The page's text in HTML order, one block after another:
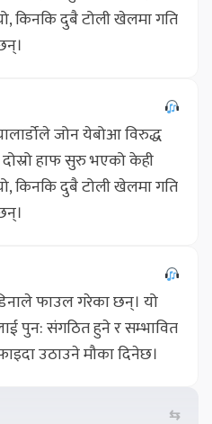
किनकि दुबै टोली खेलमा गति
जोन येबोआ विरुद्ध
हाफ सुरु भएको केही
किनकि दुबै टोली खेलमा गति
फाउल गरेका छन्। यो
पुन: संगठित हुने र सम्भावित
उठाउने मौका दिनेछ।
⇆